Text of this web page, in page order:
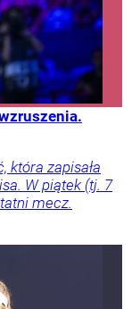
która zapisała
W piątek (tj. 7
mecz.